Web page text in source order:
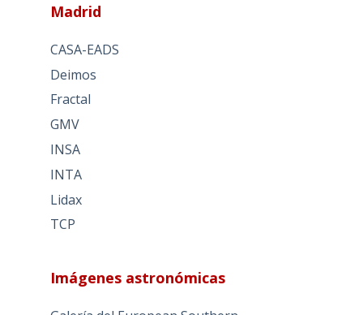
Madrid
CASA-EADS
Deimos
Fractal
GMV
INSA
INTA
Lidax
TCP
Imágenes astronómicas